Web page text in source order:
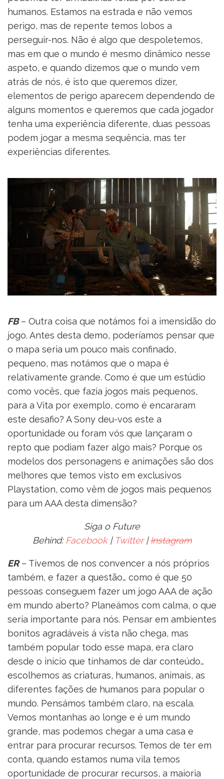
humanos. Estamos na estrada e não vemos
perigo, mas de repente temos lobos a
perseguir-nos. Não é algo que despoletemos,
mas em que o mundo é mesmo dinâmico nesse
aspeto, e quando dizemos que o mundo vem
atrás de nós, é isto que queremos dizer,
elementos de perigo aparecem dependendo de
alguns momentos e queremos que cada jogador
tenha uma experiência diferente, duas pessoas
podem jogar a mesma sequência, mas ter
experiências diferentes.
FB – Outra coisa que notámos foi a imensidão do
jogo. Antes desta demo, poderíamos pensar que
o mapa seria um pouco mais confinado,
pequeno, mas notámos que o mapa é
relativamente grande. Como é que um estúdio
como vocês, que fazia jogos mais pequenos,
para a Vita por exemplo, como é encararam
este desafio? A Sony deu-vos este a
oportunidade ou foram vós que lançaram o
repto que podiam fazer algo mais? Porque os
modelos dos personagens e animações são dos
melhores que temos visto em exclusivos
Playstation, como vêm de jogos mais pequenos
para um AAA desta dimensão?
Siga o Future
Behind: Facebook| Twitter|Instagram
ER– Tivemos de nos convencer a nós próprios
também, e fazer a questão… como é que 50
pessoas conseguem fazer um jogo AAA de ação
em mundo aberto? Planeámos com calma, o que
seria importante para nós. Pensar em ambientes
bonitos agradáveis á vista não chega, mas
também popular todo esse mapa, era claro
desde o inicio que tínhamos de dar conteúdo…
escolhemos as criaturas, humanos, animais, as
diferentes fações de humanos para popular o
mundo. Pensámos também claro, na escala.
Vemos montanhas ao longe e é um mundo
grande, mas podemos chegar a uma casa e
entrar para procurar recursos. Temos de ter em
conta, quando estamos numa vila temos
oportunidade de procurar recursos, a maioria